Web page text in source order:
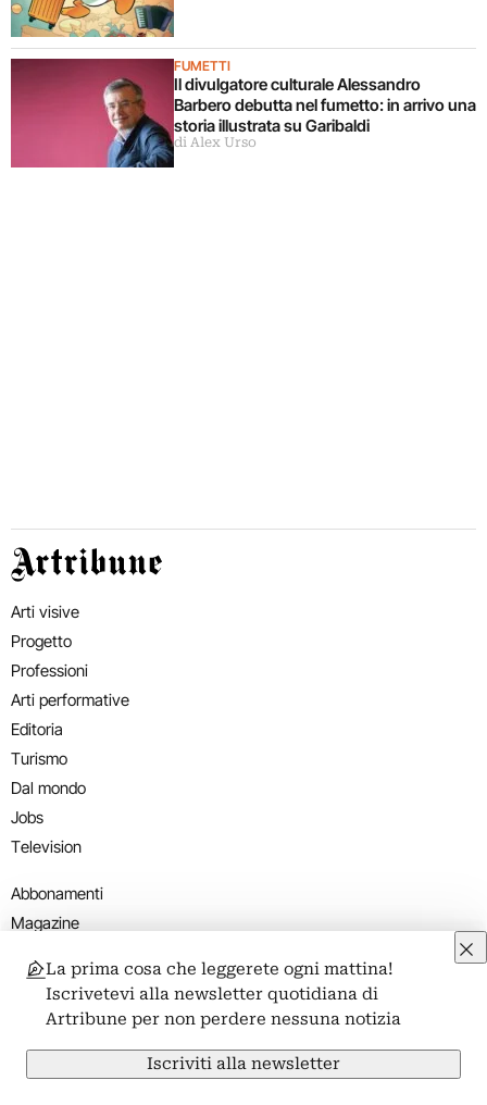
FUMETTI
Il divulgatore culturale Alessandro
Barbero debutta nel fumetto: in arrivo una
storia illustrata su Garibaldi
di Alex Urso
Artribune
Arti visive
Progetto
Professioni
Arti performative
Editoria
Turismo
Dal mondo
Jobs
Television
Abbonamenti
Magazine
Podcast
Eventi e Mostre
La prima cosa che leggerete ogni mattina!
Iscrivetevi alla newsletter quotidiana di
Artribune per non perdere nessuna notizia
Iscriviti alla newsletter